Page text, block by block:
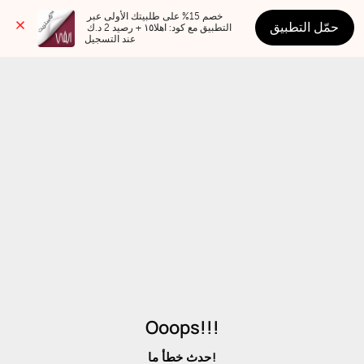
عند التسجيل
حمّل التطبيق
Ooops!!!
حدث خطأ ما!